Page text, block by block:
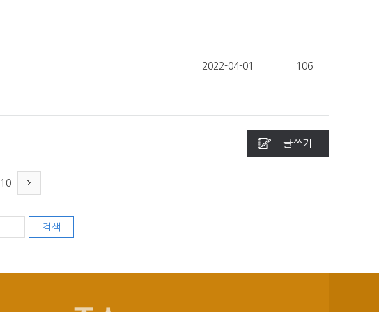
2022-04-01 106
글쓰기
10
검색